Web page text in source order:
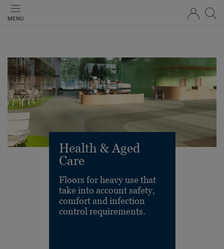
MENU
Health & Aged
Care
Floors for heavy use that
take into account safety,
comfort and infection
control requirements.